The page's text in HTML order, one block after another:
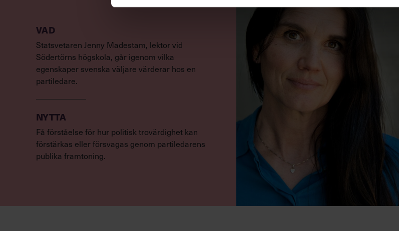
VAD
Statsvetaren Jenny Madestam, lektor vid
Södertörns högskola, går igenom vilka
egenskaper svenska väljare värderar hos en
partiledare.
NYTTA
Få förståelse för hur politisk trovärdighet kan
förstärkas eller försvagas genom partiledarens
publika framtoning.